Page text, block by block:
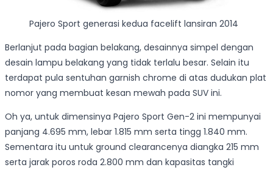
Pajero Sport generasi kedua facelift lansiran 2014
Berlanjut pada bagian belakang, desainnya simpel dengan
desain lampu belakang yang tidak terlalu besar. Selain itu
terdapat pula sentuhan garnish chrome di atas dudukan plat
nomor yang membuat kesan mewah pada SUV ini.
Oh ya, untuk dimensinya Pajero Sport Gen-2 ini mempunyai
panjang 4.695 mm, lebar 1.815 mm serta tingg 1.840 mm.
Sementara itu untuk ground clearancenya diangka 215 mm
serta jarak poros roda 2.800 mm dan kapasitas tangki